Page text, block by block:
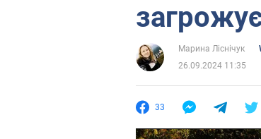
Марина Ліснічук
26.09.2024 11:35
33